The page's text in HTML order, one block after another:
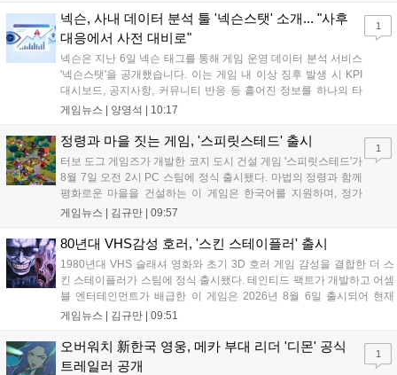
있는 환경을 조성해 창작자와 이용자 모두에게 새로운 경험을 제공할 것
으로 기대된다....
넥슨, 사내 데이터 분석 툴 '넥슨스탯' 소개... "사후
대응에서 사전 대비로"
넥슨은 지난 6일 넥슨 태그를 통해 게임 운영 데이터 분석 서비스
'넥슨스탯'을 공개했습니다. 이는 게임 내 이상 징후 발생 시 KPI
대시보드, 공지사항, 커뮤니티 반응 등 흩어진 정보를 하나의 타
임라인에 연결해 원인을 빠르게 파악하도록 돕는 관제 허브입니
중심의 운영 방식을 사전 대비 체계로 전환하며 데이터 기반의 효
율적인 의사결정을 지원하고 있습니다....
게임뉴스 | 양영석 10:17
1
정령과 마을 짓는 게임, '스피릿스테드' 출시
터보 도그 게임즈가 개발한 코지 도시 건설 게임 '스피릿스테드'가
8월 7일 오전 2시 PC 스팀에 정식 출시됐다. 마법의 정령과 함께
평화로운 마을을 건설하는 이 게임은 한국어를 지원하며, 정가
10,700원에서 10% 할인된 9,630원에 판매된다. 플레이어는 어
고 정령을 활용해 공동체를 성장시킬 수 있다. 따뜻한 손그림 그
래픽이 특징이며, 부담 없이 즐길 수 있는 힐링 게임으로 기대를
모으고 있다....
게임뉴스 | 김규만 09:57
1
80년대 VHS감성 호러, '스킨 스테이플러' 출시
1980년대 VHS 슬래셔 영화와 초기 3D 호러 게임 감성을 결합한 더 스
킨 스테이플러가 스팀에 정식 출시됐다. 테인티드 팩트가 개발하고 어셈
블 엔터테인먼트가 배급한 이 게임은 2026년 8월 6일 출시되어 현재
15,000원에 판매 중이다. 캐리언 시티를 배경으로 연쇄살인 사건을 추적
통해 밀도 높은 공포를 선사한다....
게임뉴스 | 김규만 09:51
오버워치 新한국 영웅, 메카 부대 리더 '디몬' 공식
트레일러 공개
1